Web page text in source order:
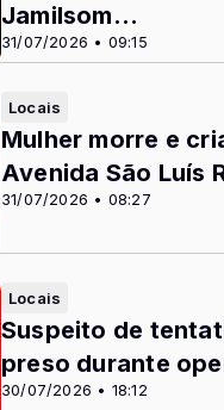
31/07/2026 • 09:15
Jamilsom...
Locais
31/07/2026 • 08:27
Mulher morre e
Avenida São Luís
Locais
30/07/2026 • 18:12
Suspeito de
preso durante